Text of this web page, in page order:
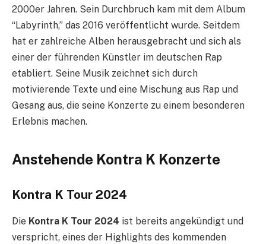
2000er Jahren. Sein Durchbruch kam mit dem Album
“Labyrinth,” das 2016 veröffentlicht wurde. Seitdem
hat er zahlreiche Alben herausgebracht und sich als
einer der führenden Künstler im deutschen Rap
etabliert. Seine Musik zeichnet sich durch
motivierende Texte und eine Mischung aus Rap und
Gesang aus, die seine Konzerte zu einem besonderen
Erlebnis machen.
Anstehende Kontra K Konzerte
Kontra K Tour 2024
Die Kontra K Tour 2024 ist bereits angekündigt und
verspricht, eines der Highlights des kommenden